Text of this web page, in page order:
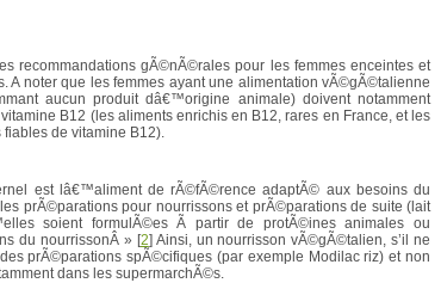
recommandations gÃ©nÃ©rales pour les femmes enceintes et
A noter que les femmes ayant une alimentation vÃ©gÃ©talienne
aucun produit dâ€™origine animale) doivent notamment
B12 (les aliments enrichis en B12, rares en France, et les
de vitamine B12).
est lâ€™aliment de rÃ©fÃ©rence adaptÃ© aux besoins du
prÃ©parations pour nourrissons et prÃ©parations de suite (lait
soient formulÃ©es Ã partir de protÃ©ines animales ou
du nourrissonÂ » [2] Ainsi, un nourrisson vÃ©gÃ©talien, s’il ne
prÃ©parations spÃ©cifiques (par exemple Modilac riz) et non
dans les supermarchÃ©s.